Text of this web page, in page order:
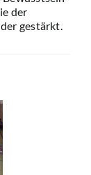
der
gestärkt.